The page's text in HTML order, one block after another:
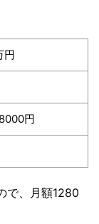
円
円
で、月額1280